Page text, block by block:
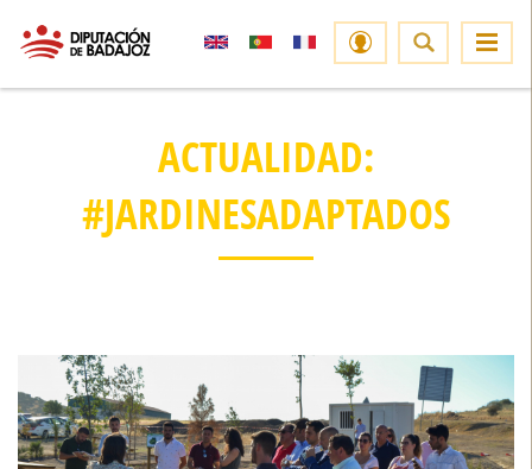
ACTUALIDAD:
#JARDINESADAPTADOS